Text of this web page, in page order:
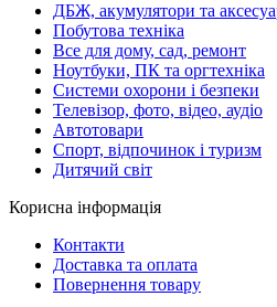
ДБЖ, акумулятори та
Побутова техніка
Все для дому, сад, ремонт
Ноутбуки, ПК та оргтехніка
Системи охорони і безпеки
Телевізор, фото, відео, аудіо
Автотовари
Спорт, відпочинок і туризм
Дитячий світ
Корисна інформація
Контакти
Доставка та оплата
Повернення товару